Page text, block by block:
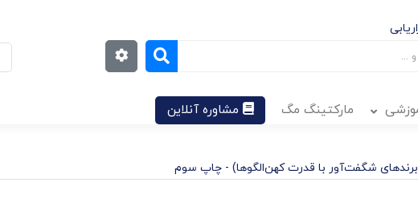
مارکتینگ مگ مشاوره آنلاین
شگفت‌آور با قدرت کهن‌الگوها) - چاپ سوم